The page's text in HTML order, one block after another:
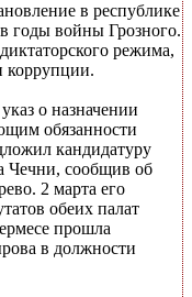
в республике
годы войны Грозного.
режима,
коррупции.
о назначении
обязанности
кандидатуру
Чечни, сообщив об
2 марта его
обеих палат
прошла
в должности